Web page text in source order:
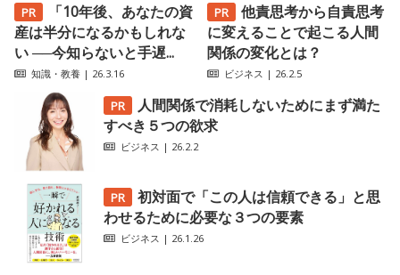
「10年後、あなたの資
産は半分になるかもしれな
い ──今知らないと手遅...
知識・教養 | 26.3.16
他責思考から自責思考
に変えることで起こる人間
関係の変化とは？
ビジネス | 26.2.5
人間関係で消耗しないためにまず満た
すべき５つの欲求
ビジネス | 26.2.2
初対面で「この人は信頼できる」と思
わせるために必要な３つの要素
ビジネス | 26.1.26